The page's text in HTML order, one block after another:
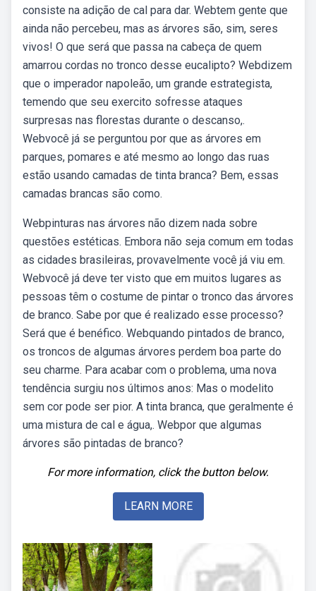
consiste na adição de cal para dar. Webtem gente que
ainda não percebeu, mas as árvores são, sim, seres
vivos! O que será que passa na cabeça de quem
amarrou cordas no tronco desse eucalipto? Webdizem
que o imperador napoleão, um grande estrategista,
temendo que seu exercito sofresse ataques
surpresas nas florestas durante o descanso,.
Webvocê já se perguntou por que as árvores em
parques, pomares e até mesmo ao longo das ruas
estão usando camadas de tinta branca? Bem, essas
camadas brancas são como.
Webpinturas nas árvores não dizem nada sobre
questões estéticas. Embora não seja comum em todas
as cidades brasileiras, provavelmente você já viu em.
Webvocê já deve ter visto que em muitos lugares as
pessoas têm o costume de pintar o tronco das árvores
de branco. Sabe por que é realizado esse processo?
Será que é benéfico. Webquando pintados de branco,
os troncos de algumas árvores perdem boa parte do
seu charme. Para acabar com o problema, uma nova
tendência surgiu nos últimos anos: Mas o modelito
sem cor pode ser pior. A tinta branca, que geralmente é
uma mistura de cal e água,. Webpor que algumas
árvores são pintadas de branco?
For more information, click the button below.
LEARN MORE